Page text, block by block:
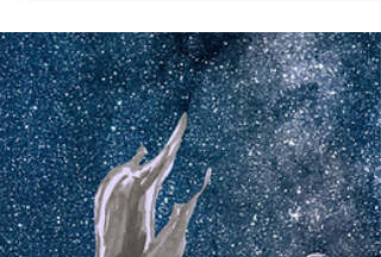
Sternzeichen Widder erwachen wir aus
Illusionen und handeln nun mutig und
impulsiv. Neptun in Widder markiert somit
eines der wichtigsten astrologischen
Ereignisse im Jahr 2026. Ab dem 20.
2026 steht er in Konjunktion mit Saturn in
Kosmischen Spalte bei 0 Grad Widder.
Konjunktion löst politische und